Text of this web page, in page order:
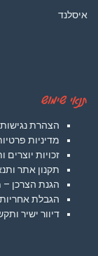
איסלנד
תנאי שימוש
הצהרת נגישות
מדיניות
זכויות יוצרים
תקנון אתר
הגנת הצרכן –
הגבלת
דיוור ישיר